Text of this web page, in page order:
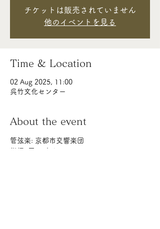
チケットは販売されていません
他のイベントを見る
Time & Location
02 Aug 2025, 11:00
呉竹文化センター
About the event
管弦楽: 京都市交響楽団